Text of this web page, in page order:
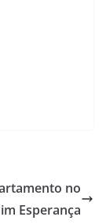
no
Esperança